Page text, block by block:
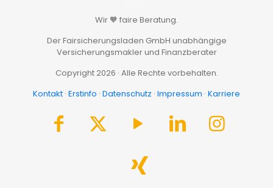
Wir 🧡 faire Beratung.
Der Fairsicherungsladen GmbH unabhängige
Versicherungsmakler und Finanzberater
Copyright 2026 · Alle Rechte vorbehalten.
Kontakt · Erstinfo · Datenschutz · Impressum · Karriere